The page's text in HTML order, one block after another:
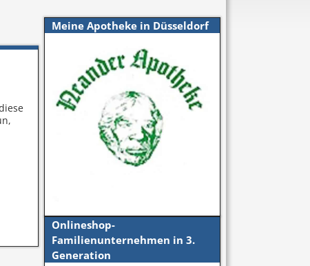
Meine Apotheke in Düsseldorf
Onlineshop-
Familienunternehmen in 3.
Generation